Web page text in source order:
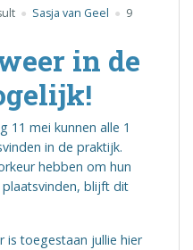
Sasja van Geel
9
in de
11 mei kunnen alle 1
in de praktijk.
hebben om hun
plaatsvinden, blijft dit
is toegestaan jullie hier